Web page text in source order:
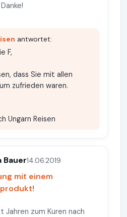
antwortet:
F,
dass Sie mit allen
zufrieden waren.
Ungarn Reisen
Bauer14.06.2019
mit einem
Jahren zum Kuren nach